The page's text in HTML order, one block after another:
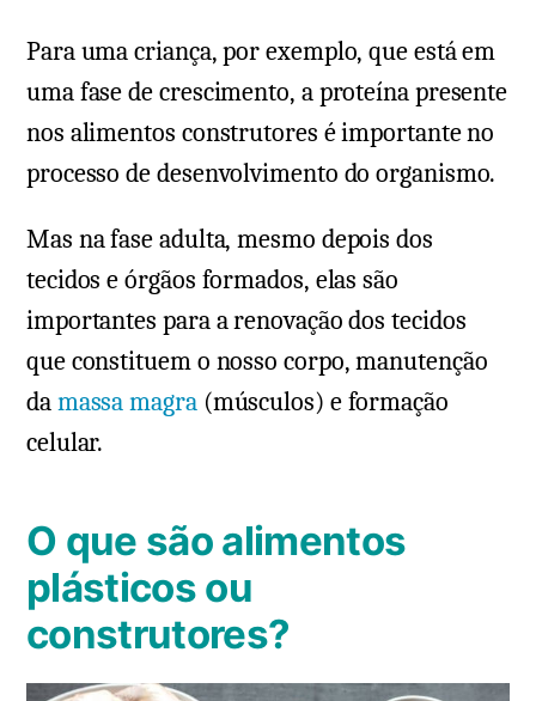
Para uma criança, por exemplo, que está em
uma fase de crescimento, a proteína presente
nos alimentos construtores é importante no
processo de desenvolvimento do organismo.
Mas na fase adulta, mesmo depois dos
tecidos e órgãos formados, elas são
importantes para a renovação dos tecidos
que constituem o nosso corpo, manutenção
damassa magra(músculos) e formação
celular.
O que são alimentos
plásticos ou
construtores?